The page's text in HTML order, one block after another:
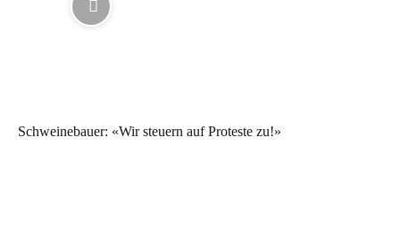
Schweinebauer: «Wir steuern auf Proteste zu!»